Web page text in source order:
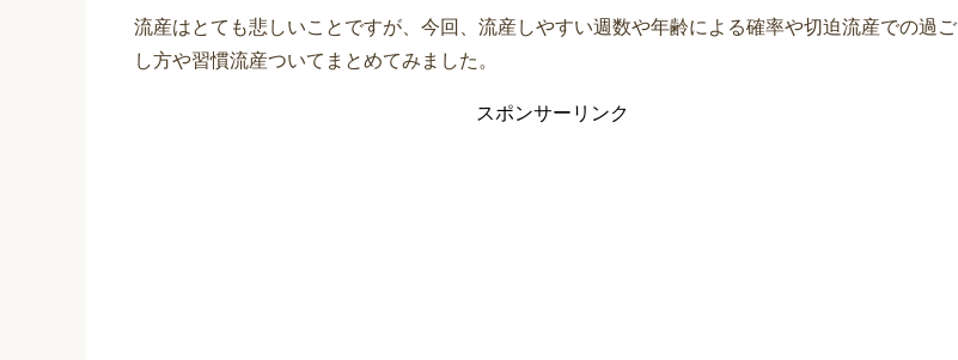
流産はとても悲しいことですが、今回、流産しやすい週数や年齢による確率や切迫流産での過ご
し方や習慣流産ついてまとめてみました。
スポンサーリンク